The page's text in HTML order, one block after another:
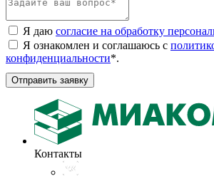
Я даю согласие на обработку
Я ознакомлен и соглашаюсь с
конфиденциальности*.
Отправить заявку
Контакты